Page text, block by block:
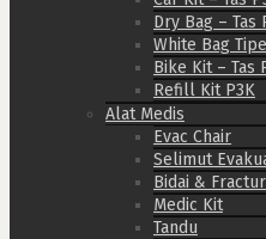
Dry Bag – Tas
White Bag
Bike Kit – Tas
Refill Kit P3K
Alat Medis
Evac Chair
Selimut
Bidai &
Medic Kit
Tandu